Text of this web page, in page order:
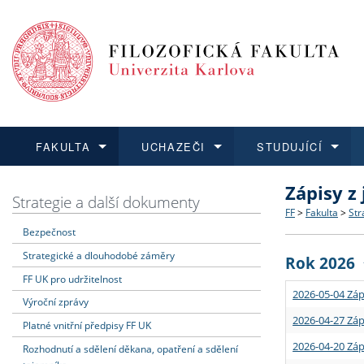
FAKULTA
Dozvědět se více
Struktura
Strategie
Podpora
UCHAZEČI
Podat přihlášku
Co
Učitelské
STUDUJÍCÍ
Dozvědět se více
Rigorózní
Dozvědět se více
O vědě a
Granty a
Dozvědět se více
Aktuální
Strategie a další dokumenty
Bezpečnost
Strategické a dlouhodobé záměry
FF UK pro udržitelnost
Výroční zprávy
Platné vnitřní předpisy FF UK
Rozhodnutí a sdělení děkana, opatření a sdělení
Zápisy
FF > Fakulta >
Rok 2026
2026-05-04
2026-04-27
2026-04-20